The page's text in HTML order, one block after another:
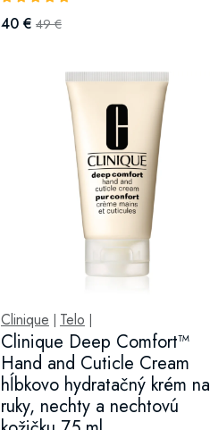
40 € 49 €
Clinique Telo
Clinique Deep Comfort™
Hand and Cuticle Cream
hĺbkovo hydratačný krém na
ruky, nechty a nechtovú